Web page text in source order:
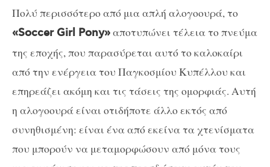
Πολύ περισσότερο από μια απλή αλογοουρά, το
«Soccer Girl Pony»αποτυπώνει τέλεια το πνεύμα
της εποχής, που παρασύρεται αυτό το καλοκαίρι
από την ενέργεια του Παγκοσμίου Κυπέλλου και
επηρεάζει ακόμη και τις τάσεις της ομορφιάς. Αυτή
η αλογοουρά είναι οτιδήποτε άλλο εκτός από
συνηθισμένη: είναι ένα από εκείνα τα χτενίσματα
που μπορούν να μεταμορφώσουν από μόνα τους